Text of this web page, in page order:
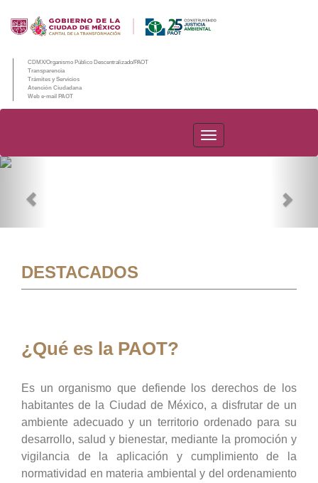
CDMX/Organismo Público Descentralizado/PAOT
Transparencia
Trámites y Servicios
Atención Ciudadana
Web e-mail PAOT
PAOT
DESTACADOS
¿Qué es la PAOT?
Es un organismo que defiende los derechos de los
habitantes de la Ciudad de México, a disfrutar de un
ambiente adecuado y un territorio ordenado para su
desarrollo, salud y bienestar, mediante la promoción y
vigilancia de la aplicación y cumplimiento de la
normatividad en materia ambiental y del ordenamiento